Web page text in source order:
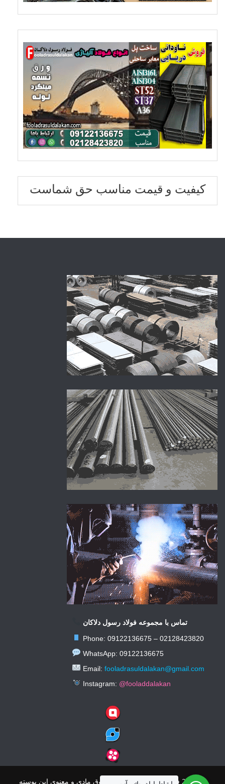
کیفیت و قیمت مناسب حق شماست
تماس با مجموعه فولاد رسول دلاکان
Phone: 09122136675 – 02128423820
WhatsApp: 09122136675
Email:fooladrasuldalakan@gmail.com
Instagram: @fooladdalakan
© 2026 فولاد رسول دلاکان کلیه حقوق مادی و معنوی این پوسته